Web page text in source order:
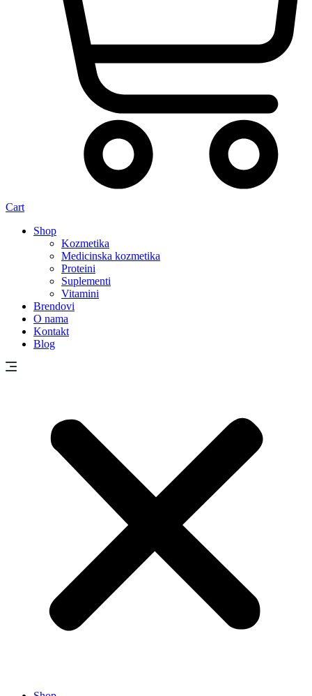
Cart
Shop
Kozmetika
Medicinska kozmetika
Proteini
Suplementi
Vitamini
Brendovi
O nama
Kontakt
Blog